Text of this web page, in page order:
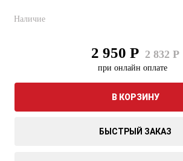
Наличие
2 950 Р 2 832 Р
при онлайн оплате
В КОРЗИНУ
БЫСТРЫЙ ЗАКАЗ